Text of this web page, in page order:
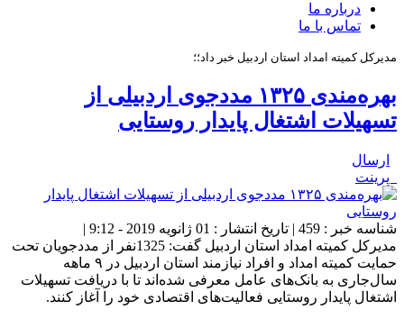
درباره ما
تماس با ما
مدیرکل کمیته امداد استان اردبیل خبر داد؛؛
بهره‌مندی ۱۳۲۵ مددجوی اردبیلی از
تسهیلات اشتغال پایدار روستایی
ارسال
پرینت
شناسه خبر : 459 | تاریخ انتشار : 01 ژانویه 2019 - 9:12 |
مدیرکل کمیته امداد استان اردبیل گفت: 1325نفر از مددجویان تحت
حمایت کمیته امداد و افراد نیازمند استان اردبیل در ۹ ماهه
سال‌جاری به بانک‌های عامل معرفی شده‌اند تا با دریافت تسهیلات
اشتغال پایدار روستایی فعالیت‌های اقتصادی خود را آغاز کنند.